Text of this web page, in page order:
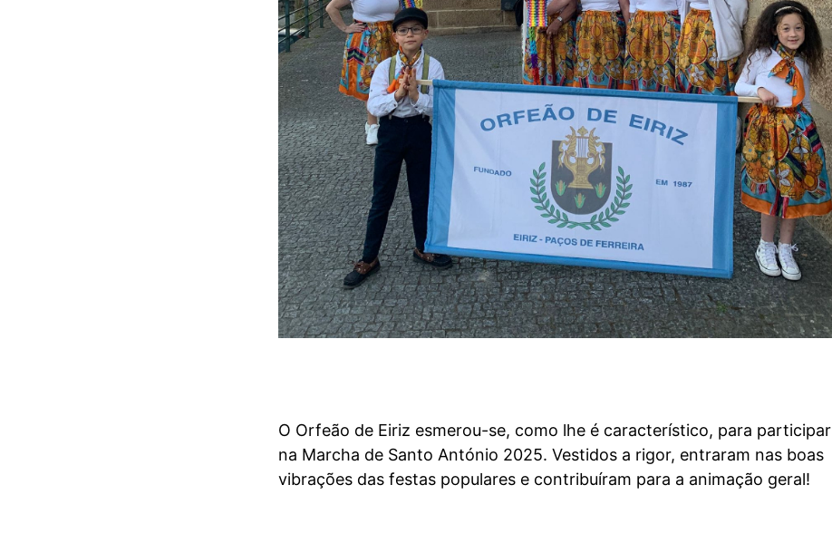
O Orfeão de Eiriz esmerou-se, como lhe é característico, para participar
na Marcha de Santo António 2025. Vestidos a rigor, entraram nas boas
vibrações das festas populares e contribuíram para a animação geral!